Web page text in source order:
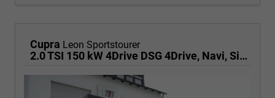
Cupra Leon Sportstourer
2.0 TSI 150 kW 4Drive DSG 4Drive, Navi, Side, Matrix, el. Klappe, 18-Zoll, 5 J.-Garantie